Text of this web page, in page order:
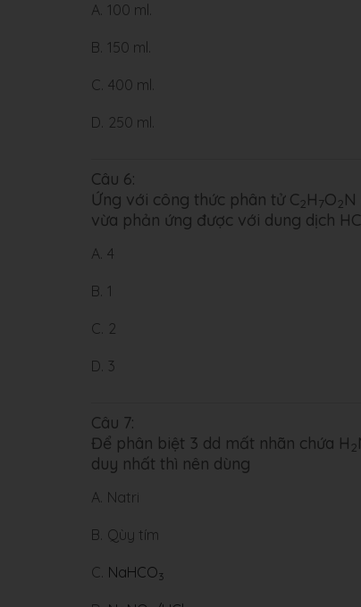
A. 100 ml.
B. 150 ml.
C. 400 ml.
D. 250 ml.
Câu 6:
Ứng với công thức phân tử C2H7O2
vừa phản ứng được với dung dịch
A. 4
B. 1
C. 2
D. 3
Câu 7:
Để phân biệt 3 dd mất nhãn chứa H 2
duy nhất thì nên dùng
A. Natri
B. Qùy tím
C. NaHCO3